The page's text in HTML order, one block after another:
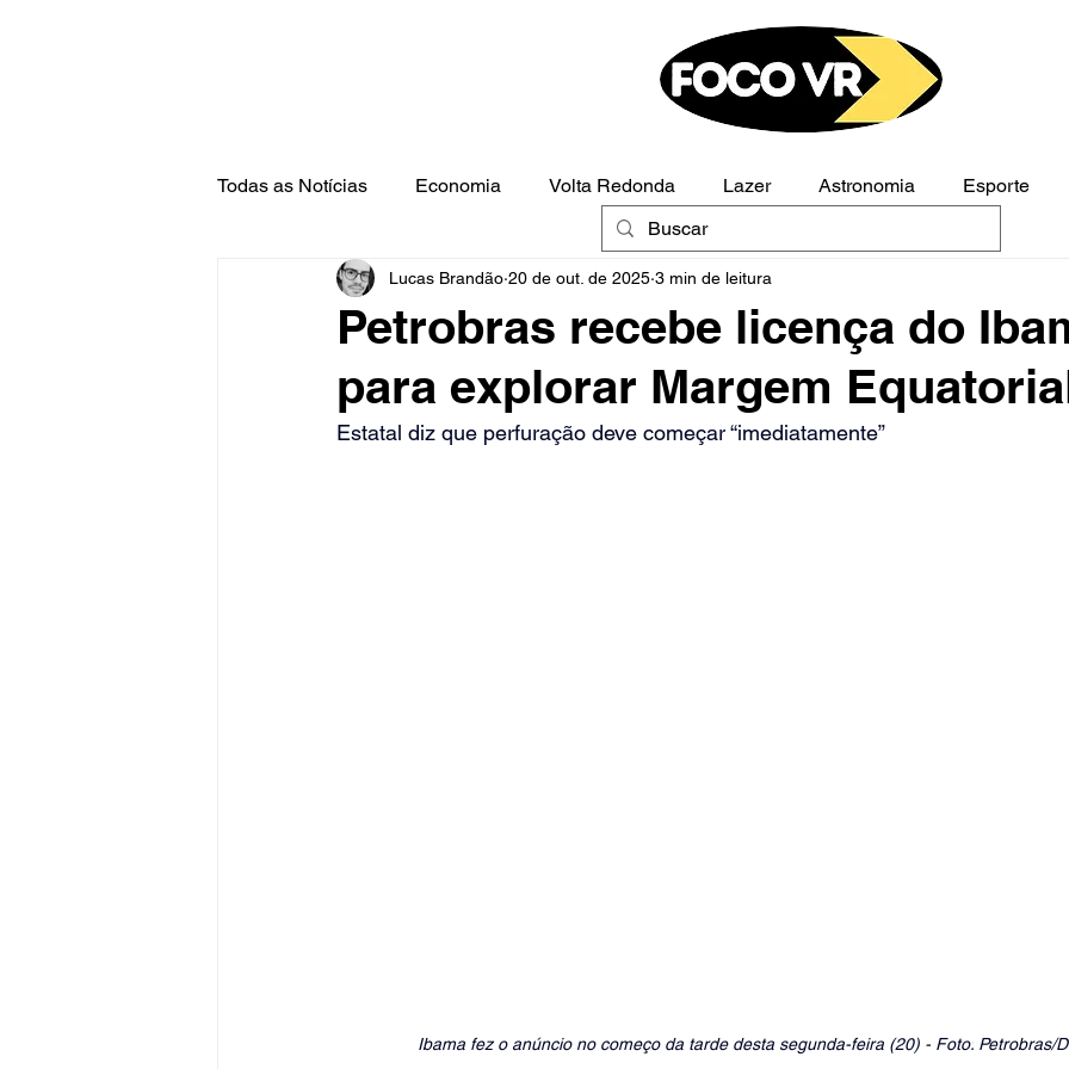
Todas as Notícias Economia Volta Redonda Lazer Astronomia Esporte
Barra Mansa Pinheiral Polícia Opinião
Petrobras recebe licença do
para explorar Margem
Lucas Brandão 20 de out. de 2025 3 min de leitura
Estatal diz que perfuração deve começar “imediatamente”
Ibama fez o anúncio no começo da tarde desta segunda-feira (20) - Foto: Petrobras/